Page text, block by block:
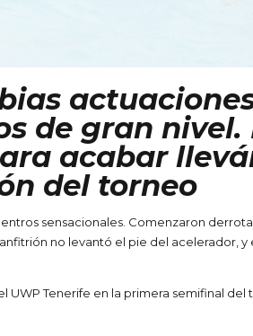
de gran
acabar
del torneo
sensacionales. Comenzaron
no levantó el pie del acelerador,
UWP Tenerife en la primera semifinal